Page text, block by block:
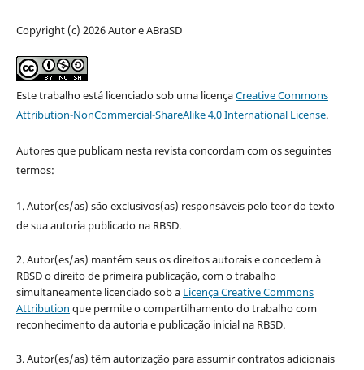
Copyright (c) 2026 Autor e ABraSD
Este trabalho está licenciado sob uma licençaCreative Commons
Attribution-NonCommercial-ShareAlike 4.0 International License.
Autores que publicam nesta revista concordam com os seguintes
termos:
1. Autor(es/as) são exclusivos(as) responsáveis pelo teor do texto
de sua autoria publicado na RBSD.
2. Autor(es/as) mantém seus os direitos autorais e concedem à
RBSD o direito de primeira publicação, com o trabalho
simultaneamente licenciado sob a Licença Creative Commons
Attribution que permite o compartilhamento do trabalho com
reconhecimento da autoria e publicação inicial na RBSD.
3. Autor(es/as) têm autorização para assumir contratos adicionais